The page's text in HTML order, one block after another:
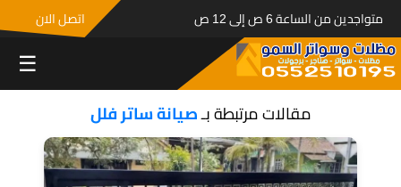
متواجدين من الساعة 6 ص إلى 12 ص اتصل الان
☰
مقالات مرتبطة بـصيانة ساتر فلل